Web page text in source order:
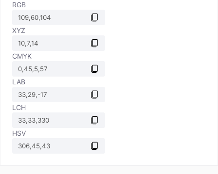
RGB
XYZ
CMYK
LAB
LCH
HSV